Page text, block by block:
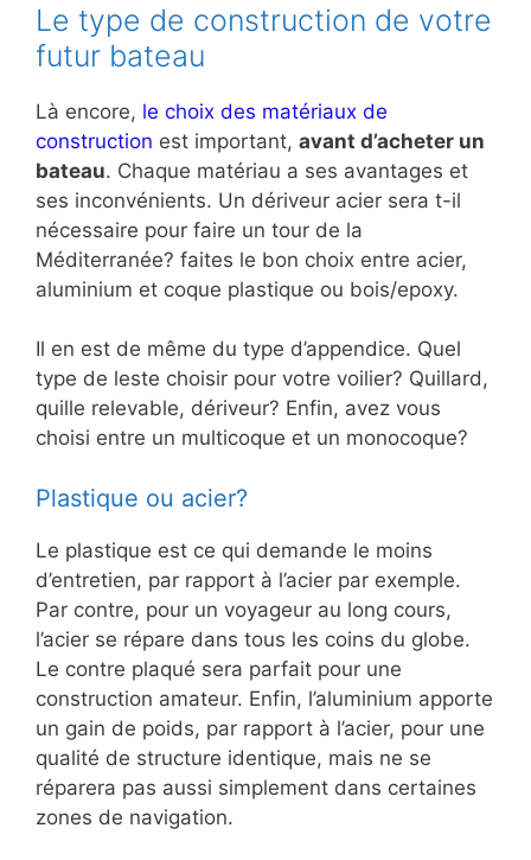
Le type de construction de votre
futur bateau
Là encore, le choix des matériaux de
construction est important, avant d’acheter un
bateau. Chaque matériau a ses avantages et
ses inconvénients. Un dériveur acier sera t-il
nécessaire pour faire un tour de la
Méditerranée? faites le bon choix entre acier,
aluminium et coque plastique ou bois/epoxy.
Il en est de même du type d’appendice. Quel
type de leste choisir pour votre voilier? Quillard,
quille relevable, dériveur? Enfin, avez vous
choisi entre un multicoque et un monocoque?
Plastique ou acier?
Le plastique est ce qui demande le moins
d’entretien, par rapport à l’acier par exemple.
Par contre, pour un voyageur au long cours,
l’acier se répare dans tous les coins du globe.
Le contre plaqué sera parfait pour une
construction amateur. Enfin, l’aluminium apporte
un gain de poids, par rapport à l’acier, pour une
qualité de structure identique, mais ne se
réparera pas aussi simplement dans certaines
zones de navigation.